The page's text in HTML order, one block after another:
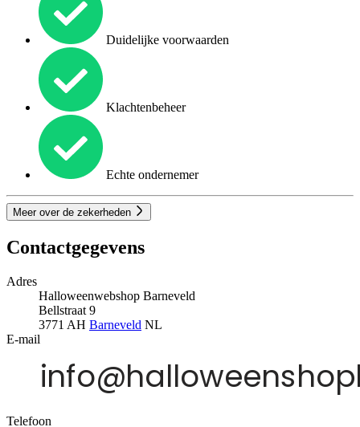
Duidelijke voorwaarden
Klachtenbeheer
Echte ondernemer
Meer over de zekerheden
Contactgegevens
Adres
Halloweenwebshop Barneveld
Bellstraat 9
3771 AH Barneveld NL
E-mail
Telefoon